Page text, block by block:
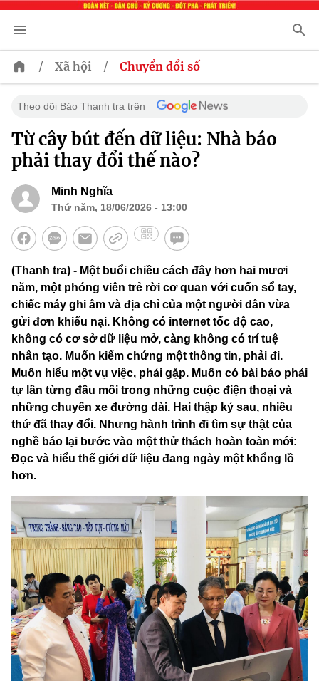
/ Xã hội / Chuyển đổi số
Theo dõi Báo Thanh tra trên
Từ cây bút đến dữ liệu: Nhà báo
phải thay đổi thế nào?
Minh Nghĩa
Thứ năm, 18/06/2026 - 13:00
(Thanh tra) - Một buổi chiều cách đây hơn hai mươi
năm, một phóng viên trẻ rời cơ quan với cuốn sổ tay,
chiếc máy ghi âm và địa chỉ của một người dân vừa
gửi đơn khiếu nại. Không có internet tốc độ cao,
không có cơ sở dữ liệu mở, càng không có trí tuệ
nhân tạo. Muốn kiểm chứng một thông tin, phải đi.
Muốn hiểu một vụ việc, phải gặp. Muốn có bài báo phải
tự lần từng đầu mối trong những cuộc điện thoại và
những chuyến xe đường dài. Hai thập kỷ sau, nhiều
thứ đã thay đổi. Nhưng hành trình đi tìm sự thật của
nghề báo lại bước vào một thử thách hoàn toàn mới:
Đọc và hiểu thế giới dữ liệu đang ngày một khổng lồ
hơn.